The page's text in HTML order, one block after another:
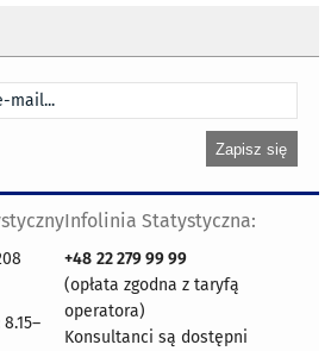
Infolinia Statystyczna:
+48 22 279 99 99
(opłata zgodna z taryfą
operatora)
Konsultanci są dostępni